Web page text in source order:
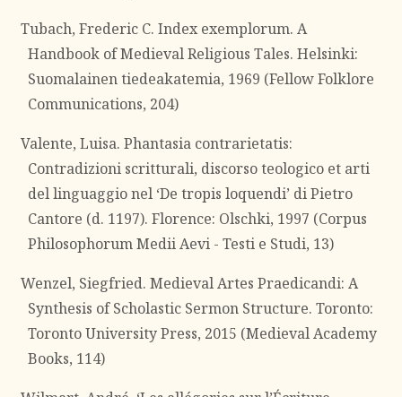
Tubach, Frederic C. Index exemplorum. A
Handbook of Medieval Religious Tales. Helsinki:
Suomalainen tiedeakatemia, 1969 (Fellow Folklore
Communications, 204)
Valente, Luisa. Phantasia contrarietatis:
Contradizioni scritturali, discorso teologico et arti
del linguaggio nel ‘De tropis loquendi’ di Pietro
Cantore (d. 1197). Florence: Olschki, 1997 (Corpus
Philosophorum Medii Aevi - Testi e Studi, 13)
Wenzel, Siegfried. Medieval Artes Praedicandi: A
Synthesis of Scholastic Sermon Structure. Toronto:
Toronto University Press, 2015 (Medieval Academy
Books, 114)